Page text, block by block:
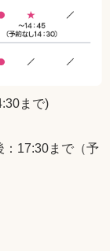
まで)
：17:30まで（予